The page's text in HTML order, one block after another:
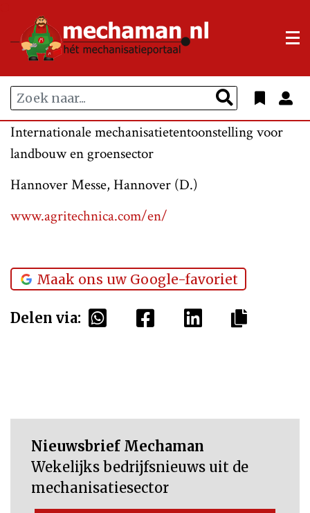
Internationale mechanisatietentoonstelling voor
landbouw en groensector
Hannover Messe, Hannover (D.)
www.agritechnica.com/en/
Maak ons uw Google-favoriet
Delen via:
Nieuwsbrief Mechaman
Wekelijks bedrijfsnieuws uit de
mechanisatiesector